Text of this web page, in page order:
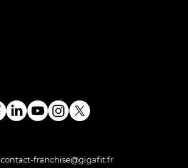
contact-franchise@gigafit.fr